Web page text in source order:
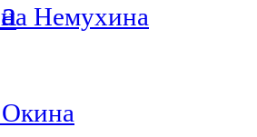
Немухина